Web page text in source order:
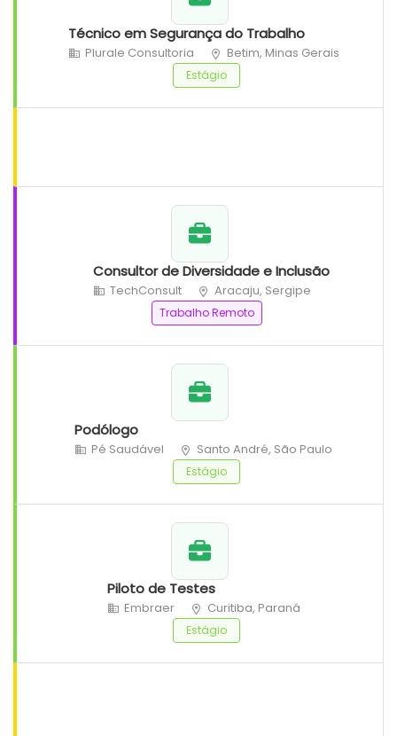
Técnico em Segurança do Trabalho
Plurale Consultoria Betim, Minas Gerais
Estágio
Consultor de Diversidade e Inclusão
TechConsult Aracaju, Sergipe
Trabalho Remoto
Podólogo
Pé Saudável Santo André, São Paulo
Estágio
Piloto de Testes
Embraer Curitiba, Paraná
Estágio